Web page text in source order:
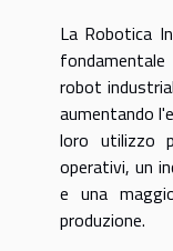
La Robotica
robot
aumentando
loro utilizzo
operativi, un
e una
produzione.